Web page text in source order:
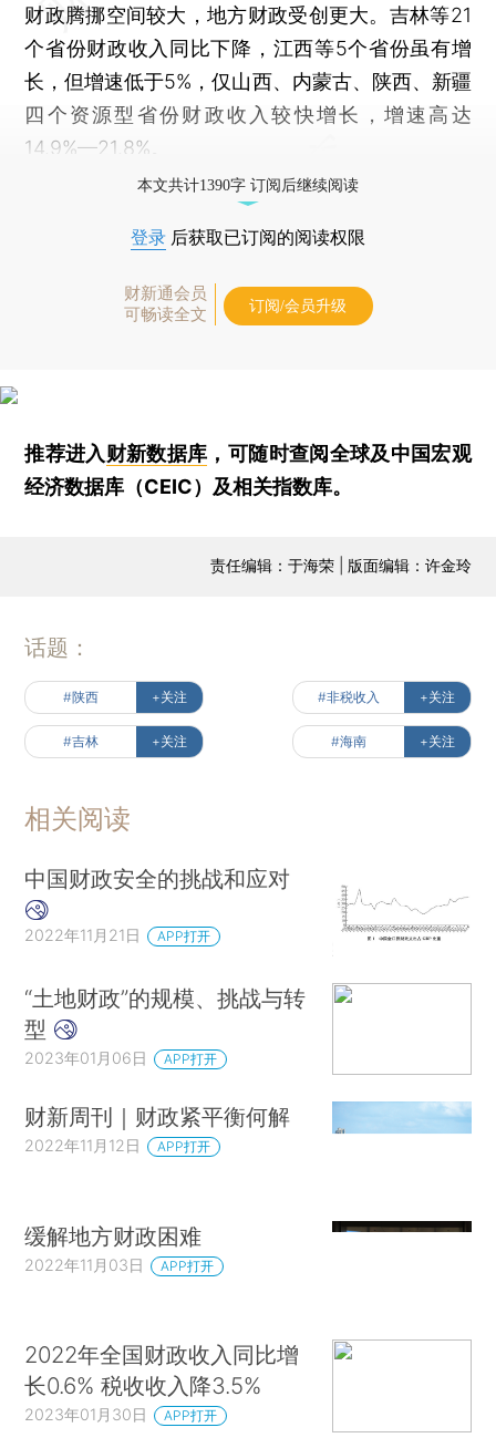
财政腾挪空间较大，地方财政受创更大。吉林等21
个省份财政收入同比下降，江西等5个省份虽有增
长，但增速低于5%，仅山西、内蒙古、陕西、新疆
四个资源型省份财政收入较快增长，增速高达
14.9%—21.8%。
本文共计1390字 订阅后继续阅读
登录 后获取已订阅的阅读权限
财新通会员
可畅读全文
订阅/会员升级
推荐进入财新数据库 ，可随时查阅全球及中国宏观
经济数据库（CEIC）及相关指数库。
责任编辑：于海荣 | 版面编辑：许金玲
话题：
#陕西 +关注 #非税收入 +关注
#吉林 +关注 #海南 +关注
相关阅读
中国财政安全的挑战和应对
2022年11月21日 APP打开
“土地财政”的规模、挑战与转
型
2023年01月06日 APP打开
财新周刊｜财政紧平衡何解
2022年11月12日 APP打开
缓解地方财政困难
2022年11月03日 APP打开
2022年全国财政收入同比增
长0.6% 税收收入降3.5%
2023年01月30日 APP打开